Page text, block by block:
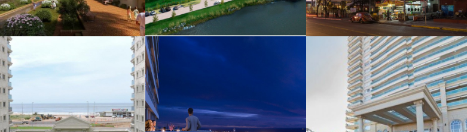
IMPERIALE
LUXURY
CONDOMINIUMS
LE JARDIN
RESIDENCE